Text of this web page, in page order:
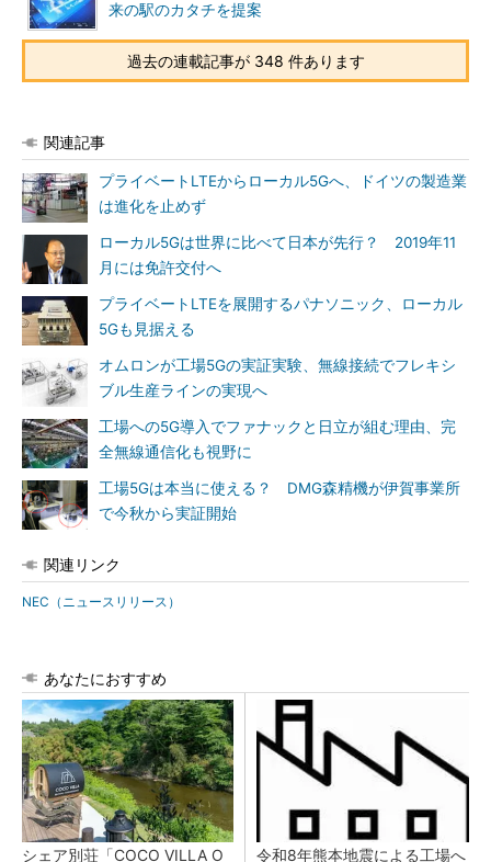
来の駅のカタチを提案
過去の連載記事が 348 件あります
関連記事
プライベートLTEからローカル5Gへ、ドイツの製造業
は進化を止めず
ローカル5Gは世界に比べて日本が先行？ 2019年11
月には免許交付へ
プライベートLTEを展開するパナソニック、ローカル
5Gも見据える
オムロンが工場5Gの実証実験、無線接続でフレキシ
ブル生産ラインの実現へ
工場への5G導入でファナックと日立が組む理由、完
全無線通信化も視野に
工場5Gは本当に使える？ DMG森精機が伊賀事業所
で今秋から実証開始
関連リンク
NEC（ニュースリリース）
あなたにおすすめ
シェア別荘「COCO VILLA O
令和8年熊本地震による工場へ